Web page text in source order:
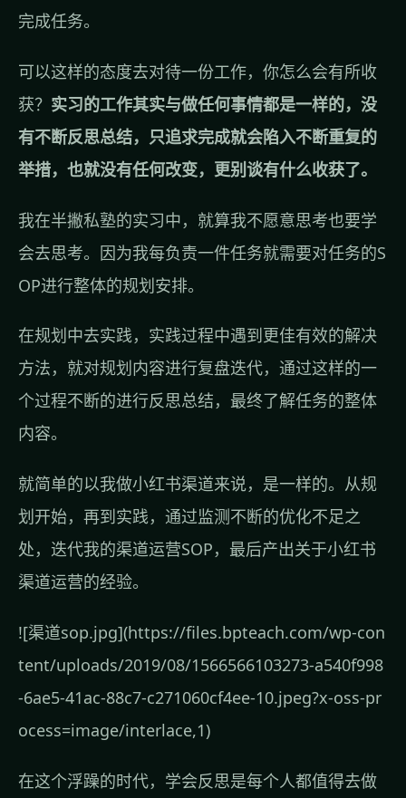
完成任务。
可以这样的态度去对待一份工作，你怎么会有所收
获？ 实习的工作其实与做任何事情都是一样的，没
有不断反思总结，只追求完成就会陷入不断重复的
举措，也就没有任何改变，更别谈有什么收获了。
我在半撇私塾的实习中，就算我不愿意思考也要学
会去思考。因为我每负责一件任务就需要对任务的S
OP进行整体的规划安排。
在规划中去实践，实践过程中遇到更佳有效的解决
方法，就对规划内容进行复盘迭代，通过这样的一
个过程不断的进行反思总结，最终了解任务的整体
内容。
就简单的以我做小红书渠道来说，是一样的。从规
划开始，再到实践，通过监测不断的优化不足之
处，迭代我的渠道运营SOP，最后产出关于小红书
渠道运营的经验。
![渠道sop.jpg](https://files.bpteach.com/wp-con
tent/uploads/2019/08/1566566103273-a540f998
-6ae5-41ac-88c7-c271060cf4ee-10.jpeg?x-oss-pr
ocess=image/interlace,1)
在这个浮躁的时代，学会反思是每个人都值得去做